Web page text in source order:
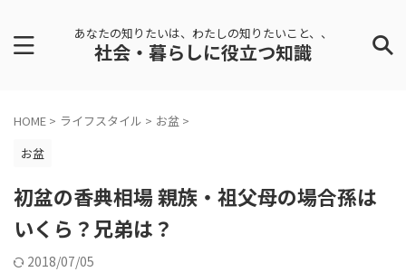
あなたの知りたいは、わたしの知りたいこと、、
社会・暮らしに役立つ知識
HOME > ライフスタイル > お盆 >
お盆
初盆の香典相場 親族・祖父母の場合孫は
いくら？兄弟は？
2018/07/05